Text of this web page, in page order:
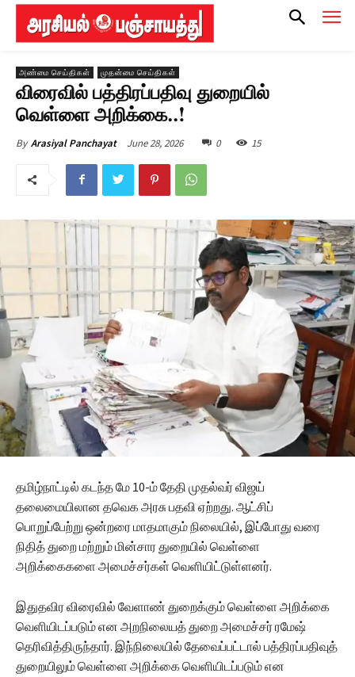
அண்மை செய்திகள் முதன்மை செய்திகள்
விரைவில் பத்திரப்பதிவு துறையில்
வெள்ளை அறிக்கை..!
By Arasiyal Panchayat June 28, 2026 0 15
தமிழ்நாட்டில் கடந்த மே 10-ம் தேதி முதல்வர் விஜய்
தலைமையிலான தவெக அரசு பதவி ஏற்றது. ஆட்சிப்
பொறுப்பேற்று ஒன்றரை மாதமாகும் நிலையில், இப்போது வரை
நிதித் துறை மற்றும் மின்சார துறையில் வெள்ளை
அறிக்கைகளை அமைச்சர்கள் வெளியிட்டுள்ளனர்.
இதுதவிர விரைவில் வேளாண் துறைக்கும் வெள்ளை அறிக்கை
வெளியிடப்படும் என அறநிலையத் துறை அமைச்சர் ரமேஷ்
தெரிவித்திருந்தார். இந்நிலையில் தேவைப்பட்டால் பத்திரப்பதிவுத்
துறையிலும் வெள்ளை அறிக்கை வெளியிடப்படும் என